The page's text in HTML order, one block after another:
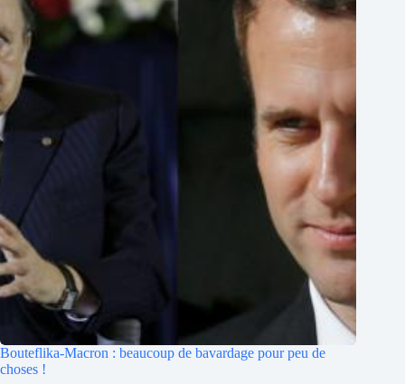
Bouteflika-Macron : beaucoup de bavardage pour peu de
choses !